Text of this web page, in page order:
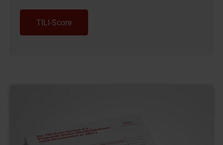
TILI-Score